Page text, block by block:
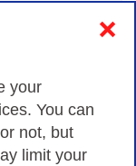
your
You can
not, but
limit your
❌
Univ…